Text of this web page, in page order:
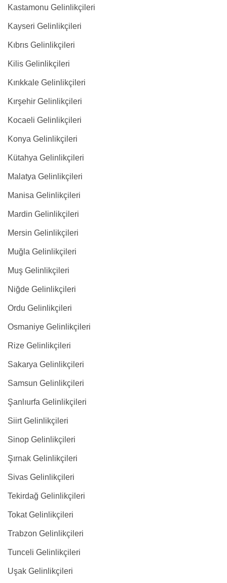
Kastamonu Gelinlikçileri
Kayseri Gelinlikçileri
Kıbrıs Gelinlikçileri
Kilis Gelinlikçileri
Kırıkkale Gelinlikçileri
Kırşehir Gelinlikçileri
Kocaeli Gelinlikçileri
Konya Gelinlikçileri
Kütahya Gelinlikçileri
Malatya Gelinlikçileri
Manisa Gelinlikçileri
Mardin Gelinlikçileri
Mersin Gelinlikçileri
Muğla Gelinlikçileri
Muş Gelinlikçileri
Niğde Gelinlikçileri
Ordu Gelinlikçileri
Osmaniye Gelinlikçileri
Rize Gelinlikçileri
Sakarya Gelinlikçileri
Samsun Gelinlikçileri
Şanlıurfa Gelinlikçileri
Siirt Gelinlikçileri
Sinop Gelinlikçileri
Şırnak Gelinlikçileri
Sivas Gelinlikçileri
Tekirdağ Gelinlikçileri
Tokat Gelinlikçileri
Trabzon Gelinlikçileri
Tunceli Gelinlikçileri
Uşak Gelinlikçileri